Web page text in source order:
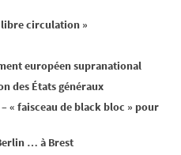
libre circulation »
européen supranational
des États généraux
« faisceau de black bloc » pour
… à Brest